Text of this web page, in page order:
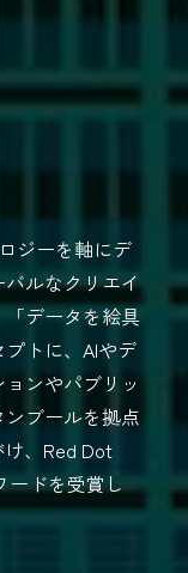
ジーを軸にデ
ルなクリエイ
データを絵具
トに、AIやデ
ンやパブリッ
ブールを拠点
、Red Dot
ードを受賞し